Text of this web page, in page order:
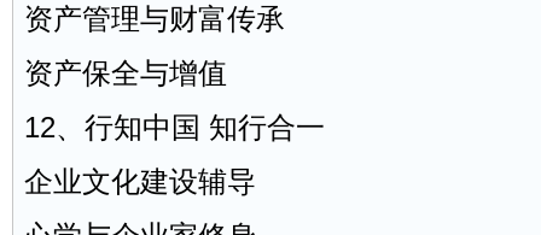
资产管理与财富传承
资产保全与增值
12、行知中国 知行合一
企业文化建设辅导